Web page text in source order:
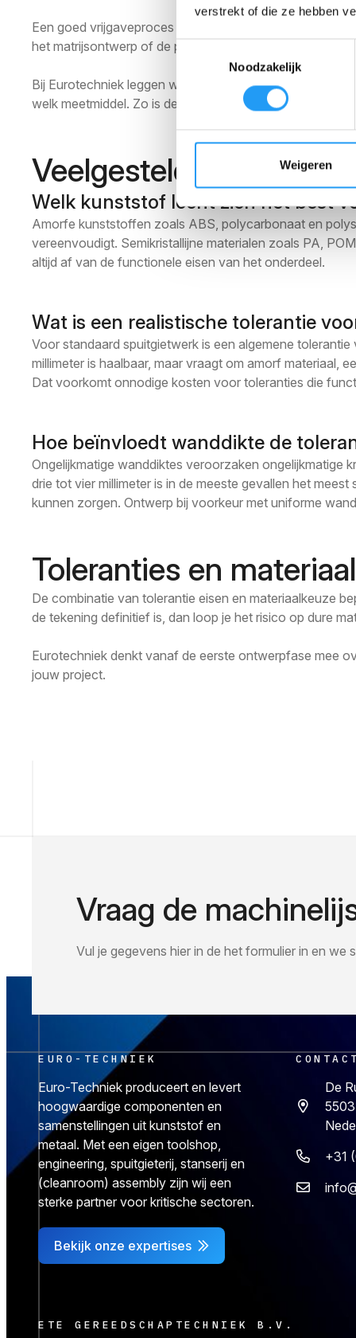
verstrekt of die ze hebben
Toestemmingsselectie
Noodzakelijk
Weigeren
Een goed vrijgaveproces begint met een eerste
het matrijsontwerp of de procesinstelling, niet
Bij Eurotechniek leggen we tolerantiebeheersing vast
welk meetmiddel. Zo is de kwaliteit van het onderdeel
Veelgestelde vragen
Welk kunststof leent zich het best
Amorfe kunststoffen zoals ABS, polycarbonaat en
vereenvoudigt. Semikristallijne materialen zoals PA,
altijd af van de functionele eisen van het onderdeel.
Wat is een realistische tolerantie
Voor standaard spuitgietwerk is een algemene
millimeter is haalbaar, maar vraagt om amorf materiaal,
Dat voorkomt onnodige kosten voor toleranties die
Hoe beïnvloedt wanddikte de
Ongelijkmatige wanddiktes veroorzaken ongelijkmatige
drie tot vier millimeter is in de meeste gevallen het
kunnen zorgen. Ontwerp bij voorkeur met uniforme
Toleranties en
De combinatie van tolerantie eisen en materiaalkeuze
de tekening definitief is, dan loop je het risico op dure
Eurotechniek denkt vanaf de eerste ontwerpfase mee
jouw project.
Vraag de
Vul je gegevens hier in de het formulier in en we
EURO-TECHNIEK
Euro-Techniek produceert en levert
hoogwaardige componenten en
samenstellingen uit kunststof en
metaal. Met een eigen toolshop,
engineering, spuitgieterij, stanserij en
(cleanroom) assembly zijn wij een
sterke partner voor kritische sectoren.
Bekijk onze expertises
De
+31
ETE GEREEDSCHAPTECHNIEK B.V.